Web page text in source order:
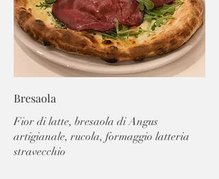
Bresaola
Fior di latte, bresaola di Angus
artigianale, rucola, formaggio latteria
stravecchio